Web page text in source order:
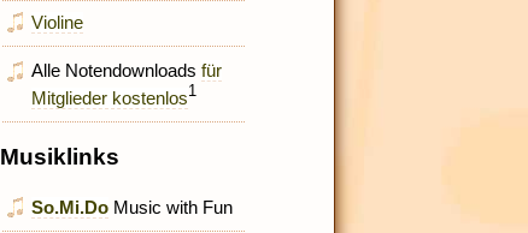
Violine
Alle Notendownloadsfür
Mitglieder kostenlos1
Musiklinks
So.Mi.Do Music with Fun